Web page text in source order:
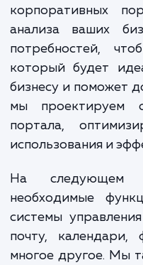
преимущество.
Наши
и глубокими
корпоративных
анализа ваших
потребностей,
который будет